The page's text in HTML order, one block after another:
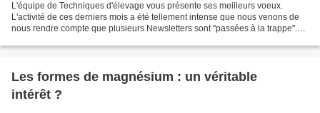
L'équipe de Techniques d'élevage vous présente ses meilleurs voeux.
L'activité de ces derniers mois a été tellement intense que nous venons de
nous rendre compte que plusieurs Newsletters sont "passées à la trappe".
Les formes de magnésium : un véritable
intérêt ?